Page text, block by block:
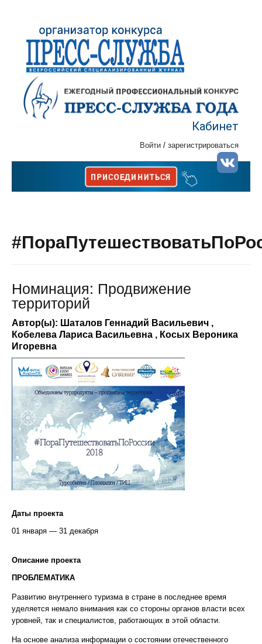
Кабинет
Войти / зарегистрироваться
Номинация: Продвижение
территорий
Автор(ы): Шаталов Геннадий Васильевич ,
Кобелева Лариса Васильевна , Косых Вероника
Игоревна
Даты проекта
01 января — 31 декабря
Описание проекта
ПРОБЛЕМАТИКА
Развитию внутреннего туризма в стране в последнее время
уделяется немало внимания как со стороны органов власти всех
уровней, так и специалистов, работающих в этой области.
На основе анализа информации о состоянии отечественного